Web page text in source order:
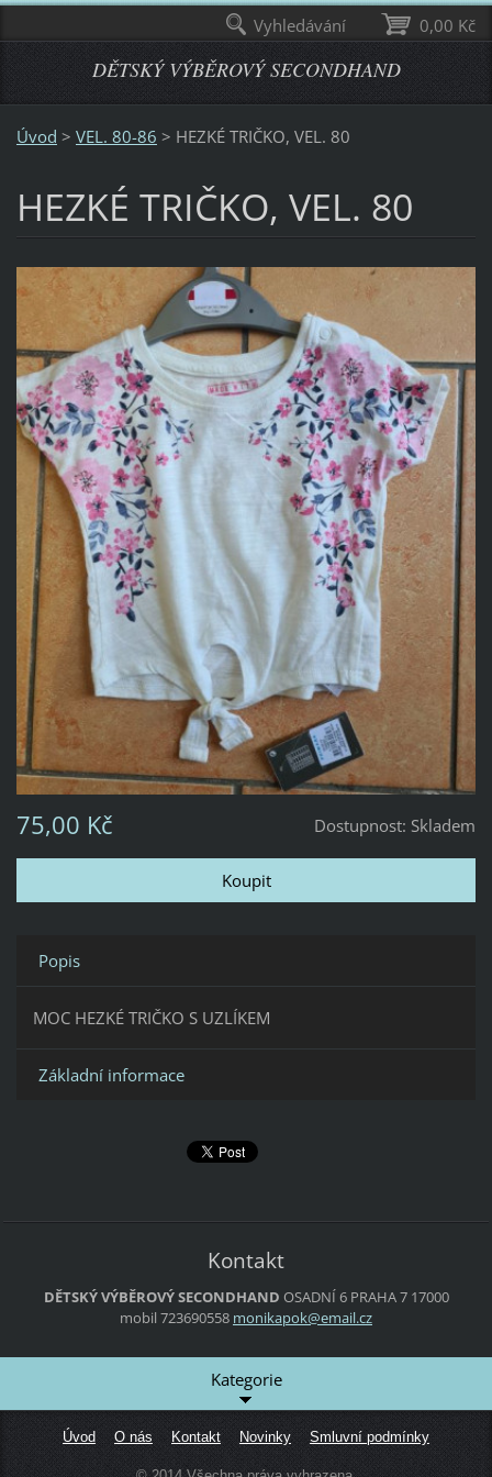
DĚTSKÝ VÝBĚROVÝ SECONDHAND
Úvod > VEL. 80-86 > HEZKÉ TRIČKO, VEL. 80
HEZKÉ TRIČKO, VEL. 80
Dostupnost: Skladem
75,00 Kč
Popis
MOC HEZKÉ TRIČKO S UZLÍKEM
Základní informace
Kontakt
DĚTSKÝ VÝBĚROVÝ SECONDHAND OSADNÍ 6PRAHA 717000
mobil 723690558 monikapok@email.cz
Kategorie
Úvod O nás Kontakt Novinky Smluvní podmínky
0,00 Kč
Vyhledávání